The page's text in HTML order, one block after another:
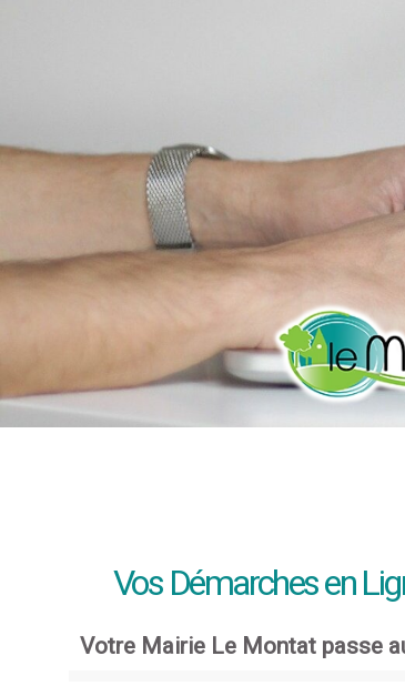
Vos Démarches en
Votre Mairie Le Montat passe